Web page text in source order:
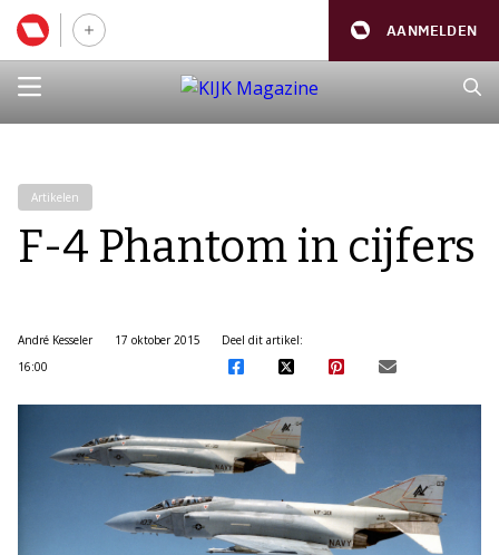
AANMELDEN
Artikelen
F-4 Phantom in cijfers
André Kesseler
17 oktober 2015
16:00
Deel dit artikel: